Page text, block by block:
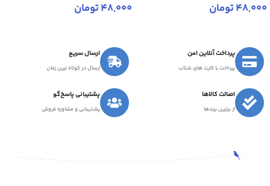
48,000تومان 48,000تومان
پرداخت آنلاین امن
پرداخت با کارت های شتاب
ارسال سریع
ارسال در کوتاه ترین زمان
اصالت کالاها
از برترین برندها
پشتیبانی پاسخ‌گو
پشتیبانی و مشاوره فروش